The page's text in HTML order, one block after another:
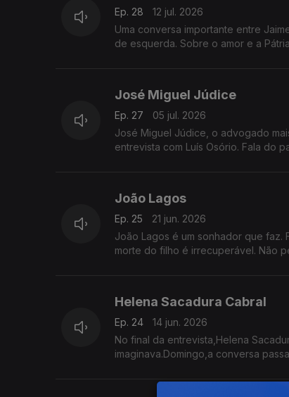
Ep. 28
12 jul. 2026
Uma conversa importante entre
de esquerda. Sobre o amor e a
José Miguel Júdice
Ep. 27
05 jul. 2026
José Miguel Júdice, o advogado
entrevista com Luís Osório. Fala do
João Lagos
Ep. 25
21 jun. 2026
João Lagos é um sonhador que faz.
morte do filho é irrecuperável. Não
Helena Sacadura Cabral
Ep. 24
14 jun. 2026
No final da entrevista,Helena
imaginava.Domingo,a conversa